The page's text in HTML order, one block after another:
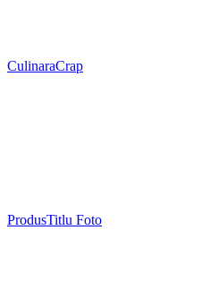
CulinaraCrap
ProdusTitlu Foto